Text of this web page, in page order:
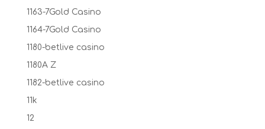
1163-7Gold Casino
1164-7Gold Casino
1180-betlive casino
1180A Z
1182-betlive casino
11k
12